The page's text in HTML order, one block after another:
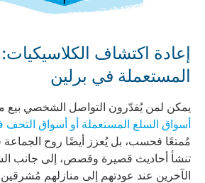
إعادة اكتشاف
المستعملة في برلين
يمكن لمن يُقدّرون التواصل الشخصي بيع
أسواق السلع المستعملة أو أسواق التحف
مُمتعًا فحسب، بل يُعزز أيضًا روح الجماعة
تنشأ أحاديث قصيرة وقصص، إلى جانب
الآخرين عند عودتهم إلى منازلهم مُشرقين